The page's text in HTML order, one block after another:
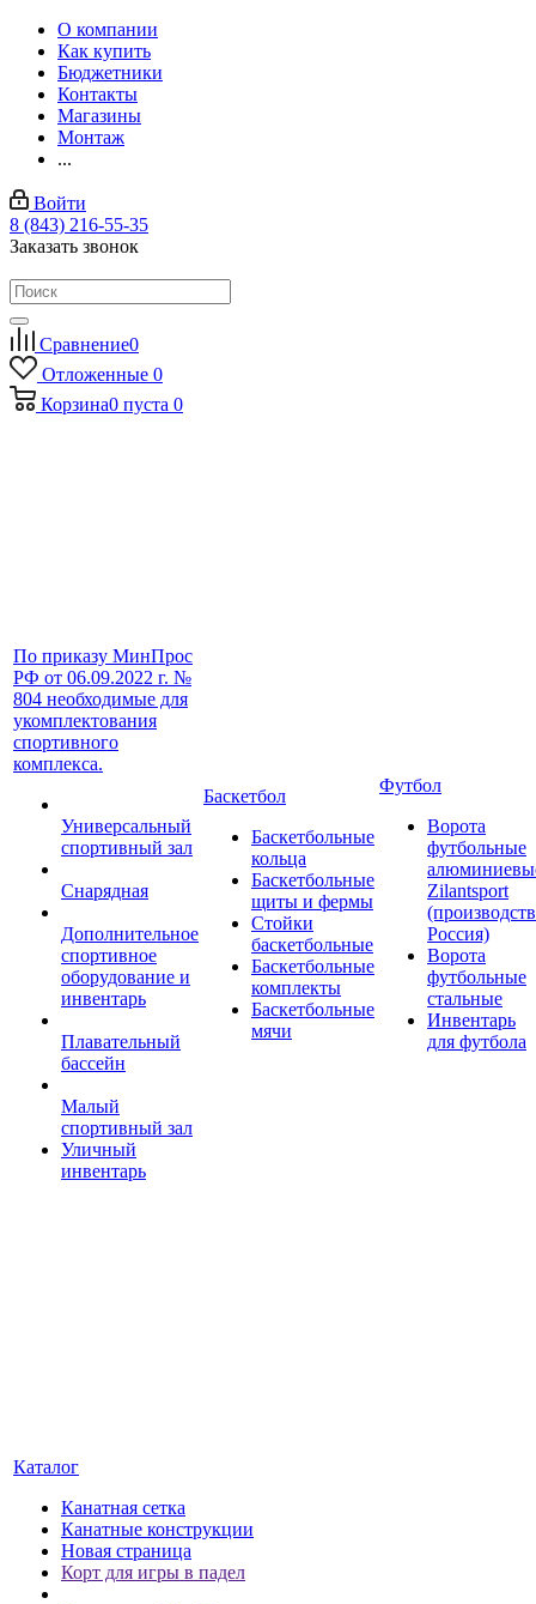
О компании
Как купить
Бюджетники
Контакты
Магазины
Монтаж
...
Войти
8 (843) 216-55-35
Заказать звонок
Сравнение0
Отложенные 0
Корзина0 пуста 0
По приказу МинПрос
РФ от 06.09.2022 г. №
804 необходимые для
укомплектования
спортивного
комплекса.
Универсальный
спортивный зал
Снарядная
Дополнительное
спортивное
оборудование и
инвентарь
Плавательный
бассейн
Малый
спортивный зал
Уличный
инвентарь
Баскетбол
Баскетбольные
кольца
Баскетбольные
щиты и фермы
Стойки
баскетбольные
Баскетбольные
комплекты
Баскетбольные
мячи
Футбол
Ворота
футбольные
Zilantsport
Россия)
Ворота
футбольные
стальные
Инвентарь
для футбола
Каталог
Канатная сетка
Канатные конструкции
Новая страница
Корт для игры в падел